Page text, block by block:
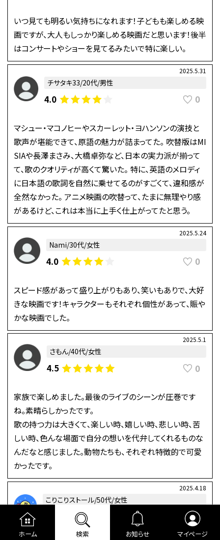
ホーム 検索 お知らせ マイページ
いつ見ても明るい気持ちになれます！子どもも楽しめる映
画ですが、大人もしっかり楽しめる映画だと思います！後半
はコンサートやショーを見てるみたいで特に楽しい。
2025.5.31
チサタキ33/20代/男性
4.0 0
マシュー・マコノヒーやスカーレット・ヨハンソンの演技と
歌声が堪能できて、原語の魅力が詰まってた。 吹替版はMI
SIAや長澤まさみ、大橋卓弥など、日本の実力派が揃って
て、歌のクオリティが高くて驚いた。 特に、英語のメロディ
に日本語の歌詞を自然に乗せてるのがすごくて、違和感が
全然なかった。 アニメ映画の吹替って、たまに無理やり感
があるけど、これは本当に上手く仕上がってたと思う。
2025.5.24
Nami/30代/女性
4.0 0
スピード感があって盛り上がりもあり、笑いもありで、大好
きな映画です！キャラクターもそれぞれ個性があって、賑や
かな映画でした。
2025.5.1
さもん/40代/女性
4.5 0
家族で楽しめました。最後のライブのシーンが圧巻です
ね。素晴らしかったです。
歌の持つ力は大きくて、楽しい時、嬉しい時、悲しい時、苦
しい時、色んな場面で自分の想いを代弁してくれるものな
んだなと感じました。動物たちも、それぞれ特徴的で可愛
かったです。
2025.4.18
こりこりストール/50代/女性
0
前向きになれる 心温まる